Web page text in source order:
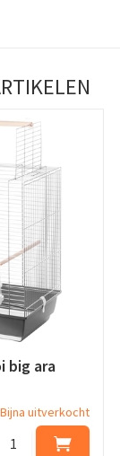
big ara
Bijna uitverkocht